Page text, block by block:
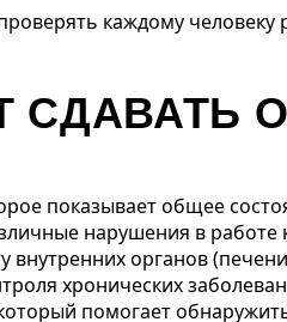
каждому человеку
СДАВАТЬ
показывает общее
нарушения в работе
органов
хронических
помогает